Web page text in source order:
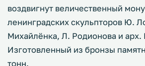
воздвигнут величественный
ленинградских скульпторов Ю.
Михайлёнка, Л. Родионова и арх.
Изготовленный из бронзы
тонн.